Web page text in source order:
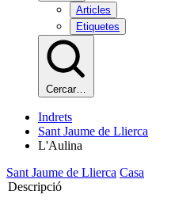
Articles
Etiquetes
Cercar…
Indrets
Sant Jaume de Llierca
L'Aulina
Sant Jaume de Llierca Casa
Descripció